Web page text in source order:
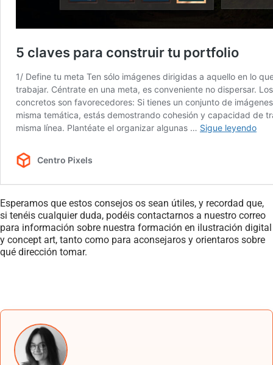
Esperamos que estos consejos os sean útiles, y recordad que,
si tenéis cualquier duda, podéis contactarnos a nuestro correo
para información sobre nuestra formación en ilustración digital
y concept art, tanto como para aconsejaros y orientaros sobre
qué dirección tomar.